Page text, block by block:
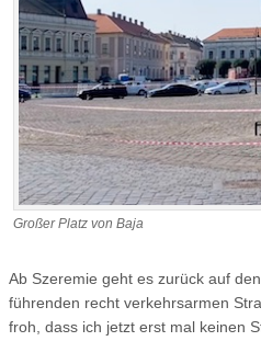
Großer Platz von Baja
Ab Szeremie geht es zurück auf
führenden recht verkehrsarmen
froh, dass ich jetzt erst mal keinen